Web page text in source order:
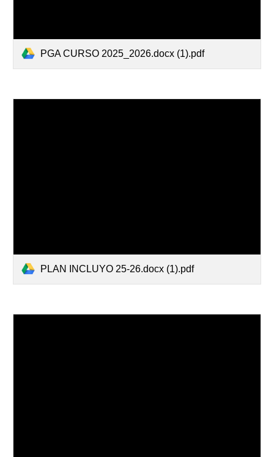
PGA CURSO 2025_2026.docx (1).pdf
PLAN INCLUYO 25-26.docx (1).pdf